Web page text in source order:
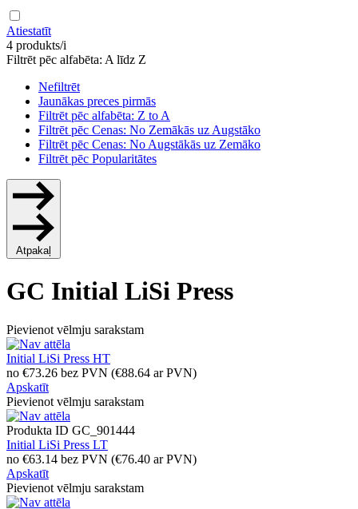
Atiestatīt
4 produkts/i
Filtrēt pēc alfabēta: A līdz Z
Nefiltrēt
Jaunākas preces pirmās
Filtrēt pēc alfabēta: Z to A
Filtrēt pēc Cenas: No Zemākās uz Augstāko
Filtrēt pēc Cenas: No Augstākās uz Zemāko
Filtrēt pēc Popularitātes
Atpakaļ
GC Initial LiSi Press
Pievienot vēlmju sarakstam
Initial LiSi Press HT
no €73.26 bez PVN (€88.64 ar PVN)
Apskatīt
Pievienot vēlmju sarakstam
Produkta ID GC_901444
Initial LiSi Press LT
no €63.14 bez PVN (€76.40 ar PVN)
Apskatīt
Pievienot vēlmju sarakstam